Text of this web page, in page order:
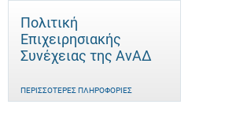
Πολιτική
Επιχειρησιακής
Συνέχειας της ΑνΑΔ
ΠΕΡΙΣΣΌΤΕΡΕΣ ΠΛΗΡΟΦΟΡΊΕΣ